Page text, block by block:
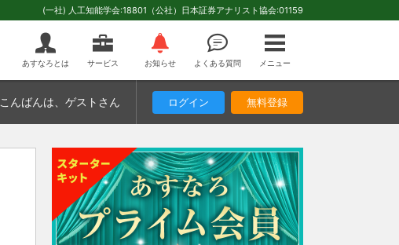
(一社) 人工知能学会:18801（公社）日本証券アナリスト協会:01159
あすなろとは サービス お知らせ よくある質問 メニュー
こんばんは 、ゲストさん ログイン 無料登録